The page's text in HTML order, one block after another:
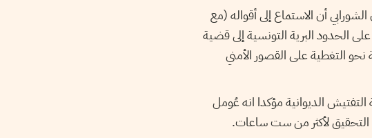
أن الاستماع إلى أقواله (مع
الحدود البرية التونسية إلى قضية
التغطية على القصور الأمني
الديوانية مؤكدا انه عُومل
لأكثر من ست ساعات.